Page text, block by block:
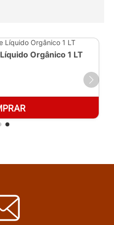
POTOSÍ Fertilizante Líquido